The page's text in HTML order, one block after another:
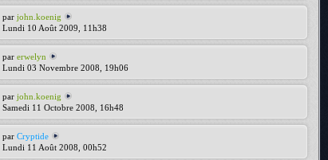
parjohn.koenig
Lundi 10 Août 2009, 11h38
parerwelyn
Lundi 03 Novembre 2008, 19h06
parjohn.koenig
Samedi 11 Octobre 2008, 16h48
parCryptide
Lundi 11 Août 2008, 00h52